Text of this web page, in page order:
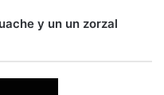
y un un zorzal